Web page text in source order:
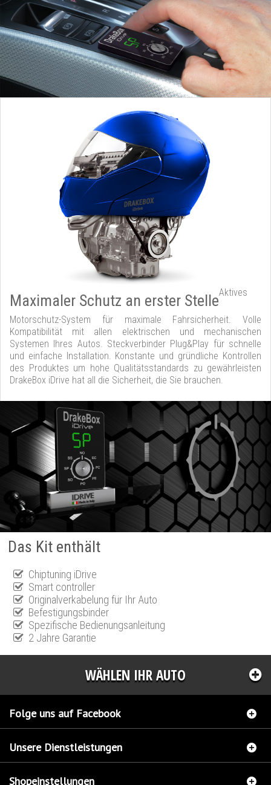
Maximaler Schutz an erster StelleAktives
Motorschutz-System für maximale Fahrsicherheit. Volle
Kompatibilität mit allen elektrischen und mechanischen
Systemen Ihres Autos. Steckverbinder Plug&Play für schnelle
und einfache Installation. Konstante und gründliche Kontrollen
des Produktes um hohe Qualitätsstandards zu gewährleisten
DrakeBox iDrive hat all die Sicherheit, die Sie brauchen.
Das Kit enthält
Chiptuning iDrive
Smart controller
Originalverkabelung für Ihr Auto
Befestigungsbinder
Spezifische Bedienungsanleitung
2 Jahre Garantie
WÄHLEN IHR AUTO
Folge uns auf Facebook
Unsere Dienstleistungen
Shopeinstellungen